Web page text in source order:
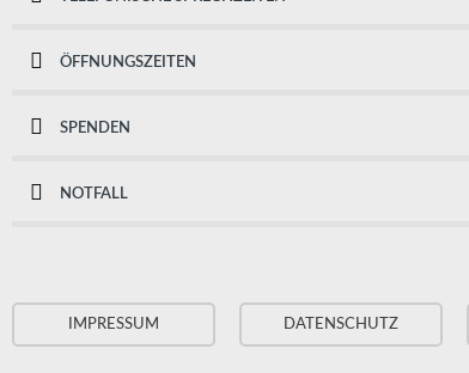
ÖFFNUNGSZEITEN
SPENDEN
NOTFALL
IMPRESSUM DATENSCHUTZ